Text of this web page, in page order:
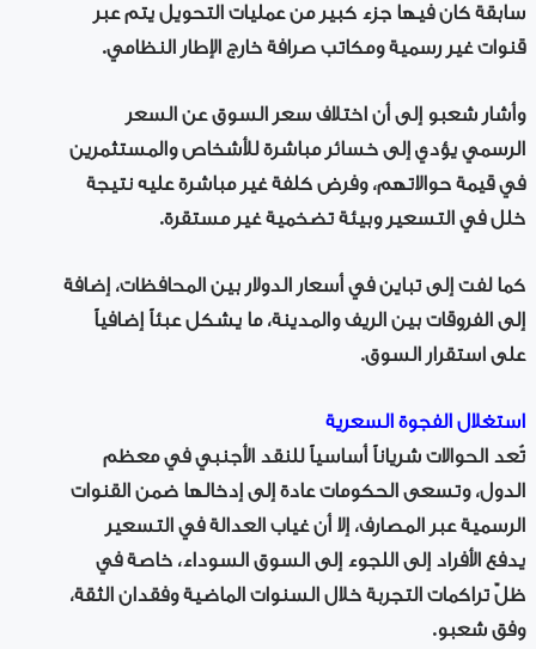
سابقة كان فيها جزء كبير من عمليات التحويل يتم عبر
قنوات غير رسمية ومكاتب صرافة خارج الإطار النظامي.
وأشار شعبو إلى أن اختلاف سعر السوق عن السعر
الرسمي يؤدي إلى خسائر مباشرة للأشخاص والمستثمرين
في قيمة حوالاتهم، وفرض كلفة غير مباشرة عليه نتيجة
خلل في التسعير وبيئة تضخمية غير مستقرة.
كما لفت إلى تباين في أسعار الدولار بين المحافظات، إضافة
إلى الفروقات بين الريف والمدينة، ما يشكل عبئاً إضافياً
على استقرار السوق.
استغلال الفجوة السعرية
تُعد الحوالات شرياناً أساسياً للنقد الأجنبي في معظم
الدول، وتسعى الحكومات عادة إلى إدخالها ضمن القنوات
الرسمية عبر المصارف، إلا أن غياب العدالة في التسعير
يدفع الأفراد إلى اللجوء إلى السوق السوداء، خاصة في
ظلّ تراكمات التجربة خلال السنوات الماضية وفقدان الثقة،
وفق شعبو.